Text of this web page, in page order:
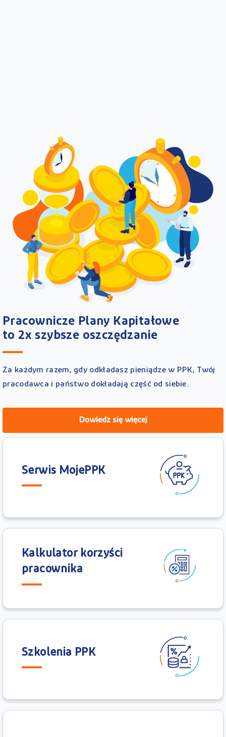
Pracownicze Plany Kapitałowe
to 2x szybsze oszczędzanie
Za każdym razem, gdy odkładasz pieniądze w PPK, Twój
pracodawca i państwo dokładają część od siebie.
Dowiedz się więcej
Serwis MojePPK
Kalkulator korzyści
pracownika
Szkolenia PPK